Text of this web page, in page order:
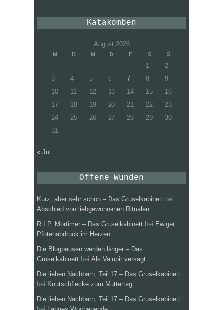
Katakomben
August 2026
M D M D F S S
1
2
3
4 5 6 7 8
9
10
11 12 13 14 15
16
17
18 19 20 21 22
23
24
25 26 27 28 29
30
31
« Jul
Offene Wunden
Kurz, aber sehr schön – Das Gruselkabinett bei
Abschied von liebgewonnenen Ritualen
R.I.P. Mortimer – Das Gruselkabinett bei Ewiger
Pfotenabdruck im Herzen
Die Blogpausen werden länger – Das
Gruselkabinett bei Als Vampir versagt
Die lieben Nachbarn, Teil 17 – Das Gruselkabinett
bei Knutschflecke zum Muttertag
Die lieben Nachbarn, Teil 17 – Das Gruselkabinett